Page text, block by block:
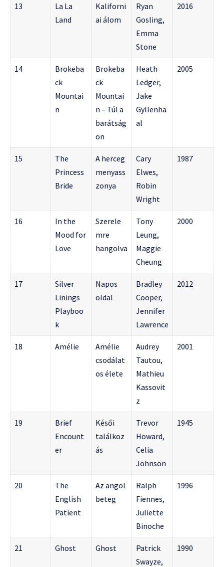
13
La La
Land
Kaliforni
ai álom
Ryan
Gosling,
Emma
Stone
2016
14
Brokeba
ck
Mountai
n
Brokeba
ck
Mountai
n – Túl a
barátság
on
Heath
Ledger,
Jake
Gyllenha
al
2005
15
The
Princess
Bride
A herceg
menyass
zonya
Cary
Elwes,
Robin
Wright
1987
16
In the
Mood for
Love
Szerele
mre
hangolva
Tony
Leung,
Maggie
Cheung
2000
17
Silver
Linings
Playboo
k
Napos
oldal
Bradley
Cooper,
Jennifer
Lawrence
2012
18 Amélie
Amélie
csodálat
os élete
Audrey
Tautou,
Mathieu
Kassovit
z
2001
19
Brief
Encount
er
Késői
találkoz
ás
Trevor
Howard,
Celia
Johnson
1945
20
The
English
Patient
Az angol
beteg
Ralph
Fiennes,
Juliette
Binoche
1996
21 Ghost Ghost
Patrick
Swayze,
1990